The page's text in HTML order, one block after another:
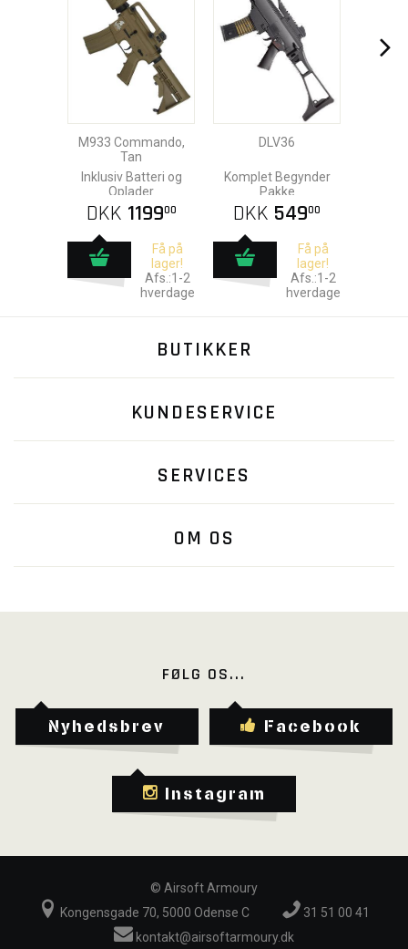
M933 Commando,
Tan
Inklusiv Batteri og
Oplader
DKK 119900
Få på
lager!
Afs.:1-2
hverdage
DLV36
Komplet Begynder
Pakke
DKK 54900
Få på
lager!
Afs.:1-2
hverdage
BUTIKKER
KUNDESERVICE
SERVICES
OM OS
FØLG OS...
Nyhedsbrev Facebook
Instagram
© Airsoft Armoury
Kongensgade 70, 5000 Odense C
31 51 00 41
kontakt@airsoftarmoury.dk